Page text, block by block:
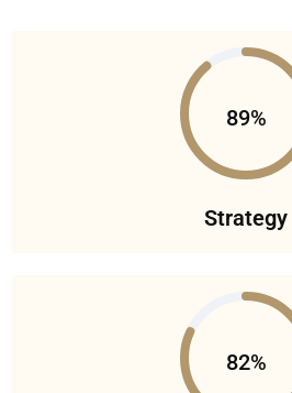
89%
Strategy
82%